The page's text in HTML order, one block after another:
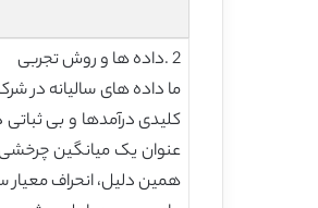
2 .داده ها و روش تجربی
کلیدی درآمدها و بی
همین دلیل، انحراف